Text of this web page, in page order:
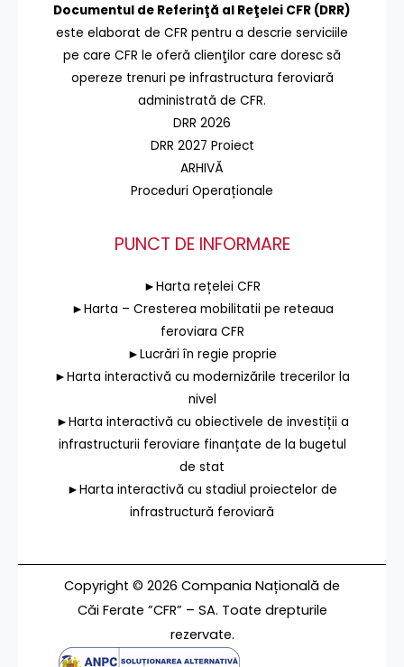
Documentul de Referinţă al Reţelei CFR (DRR)
este elaborat de CFR pentru a descrie serviciile
pe care CFR le oferă clienţilor care doresc să
opereze trenuri pe infrastructura feroviară
administrată de CFR.
DRR 2026
DRR 2027 Proiect
ARHIVĂ
Proceduri Operaționale
PUNCT DE INFORMARE
►Harta rețelei CFR
►Harta – Cresterea mobilitatii pe reteaua
feroviara CFR
►Lucrări în regie proprie
►Harta interactivă cu modernizările trecerilor la
nivel
►Harta interactivă cu obiectivele de investiții a
infrastructurii feroviare finanțate de la bugetul
de stat
►Harta interactivă cu stadiul proiectelor de
infrastructură feroviară
Copyright © 2026 Compania Națională de
Căi Ferate ”CFR” – SA. Toate drepturile
rezervate.